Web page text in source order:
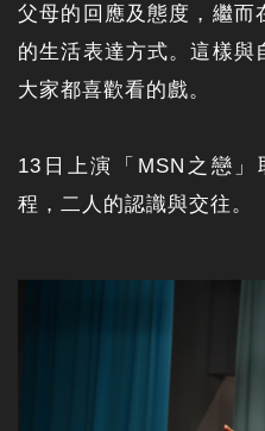
父母的回應及態度，繼而
的生活表達方式。這樣與
大家都喜歡看的戲。
13日上演「MSN之戀
程，二人的認識與交往。